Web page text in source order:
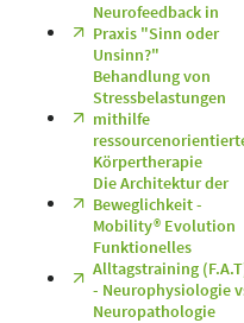
Neurofeedback in
Praxis "Sinn oder
Unsinn?"
Behandlung von
Stressbelastungen
mithilfe
Körpertherapie
Die Architektur der
Beweglichkeit -
Mobility® Evolution
Funktionelles
Alltagstraining
- Neurophysiologie
Neuropathologie